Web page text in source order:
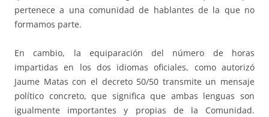
pertenece a una comunidad de hablantes de la que no
formamos parte.
En cambio, la equiparación del número de horas
impartidas en los dos idiomas oficiales, como autorizó
Jaume Matas con el decreto 50/50 transmite un mensaje
político concreto, que significa que ambas lenguas son
igualmente importantes y propias de la Comunidad.